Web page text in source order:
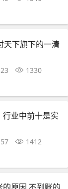
天下旗下的一清
1330
业中前十是实
1412